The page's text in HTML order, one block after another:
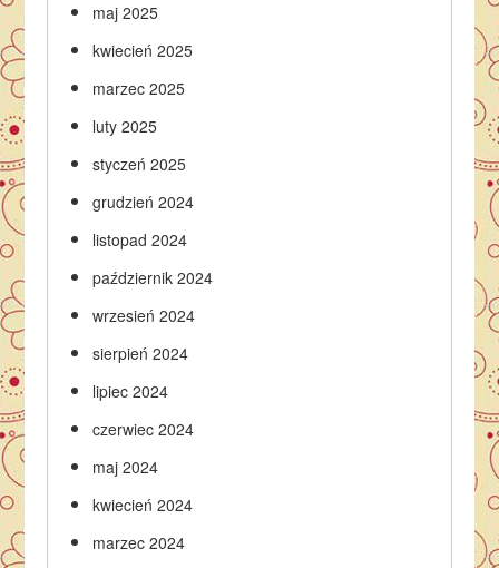
maj 2025
kwiecień 2025
marzec 2025
luty 2025
styczeń 2025
grudzień 2024
listopad 2024
październik 2024
wrzesień 2024
sierpień 2024
lipiec 2024
czerwiec 2024
maj 2024
kwiecień 2024
marzec 2024